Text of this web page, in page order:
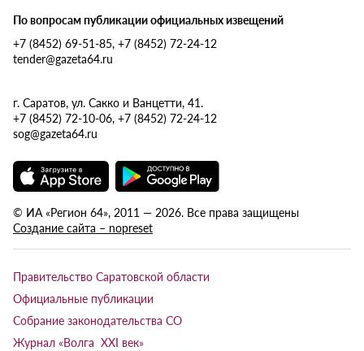
По вопросам публикации официальных извещений
+7 (8452) 69-51-85, +7 (8452) 72-24-12
tender@gazeta64.ru
г. Саратов, ул. Сакко и Ванцетти, 41.
+7 (8452) 72-10-06, +7 (8452) 72-24-12
sog@gazeta64.ru
© ИА «Регион 64», 2011 — 2026. Все права защищены
Создание сайта – nopreset
Правительство Саратовской области
Официальные публикации
Собрание законодательства СО
Журнал «Волга XXI век»